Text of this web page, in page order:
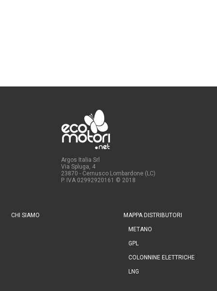
Argos Italia Srl
Via Spluga, 4
23870 - Cernusco Lombardone (LC)
P. IVA 02992920161 © 2018
CHI SIAMO MAPPA DISTRIBUTORI
METANO
GPL
COLONNINE ELETTRICHE
LNG